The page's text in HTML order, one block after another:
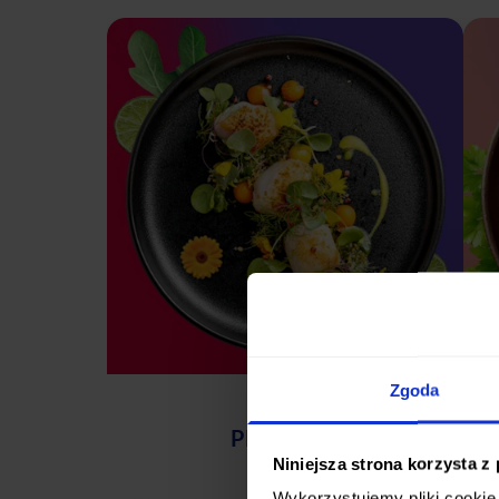
Zgoda
Niniejsza strona korzysta z
PREMIUM